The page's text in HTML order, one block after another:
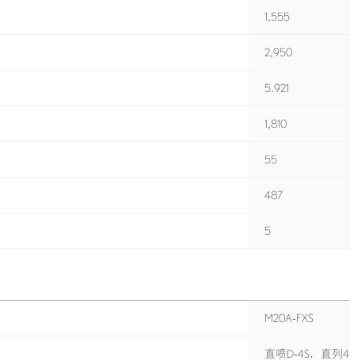
1,555
2,950
5.921
1,810
55
487
5
M20A-FXS
直喷D-4S，直列